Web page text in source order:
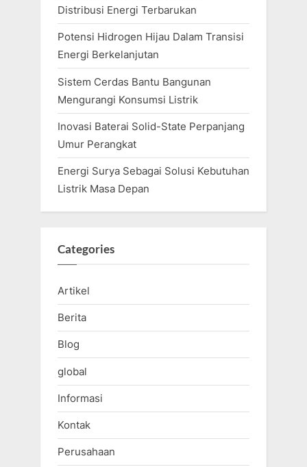
Distribusi Energi Terbarukan
Potensi Hidrogen Hijau Dalam Transisi
Energi Berkelanjutan
Sistem Cerdas Bantu Bangunan
Mengurangi Konsumsi Listrik
Inovasi Baterai Solid-State Perpanjang
Umur Perangkat
Energi Surya Sebagai Solusi Kebutuhan
Listrik Masa Depan
Categories
Artikel
Berita
Blog
global
Informasi
Kontak
Perusahaan